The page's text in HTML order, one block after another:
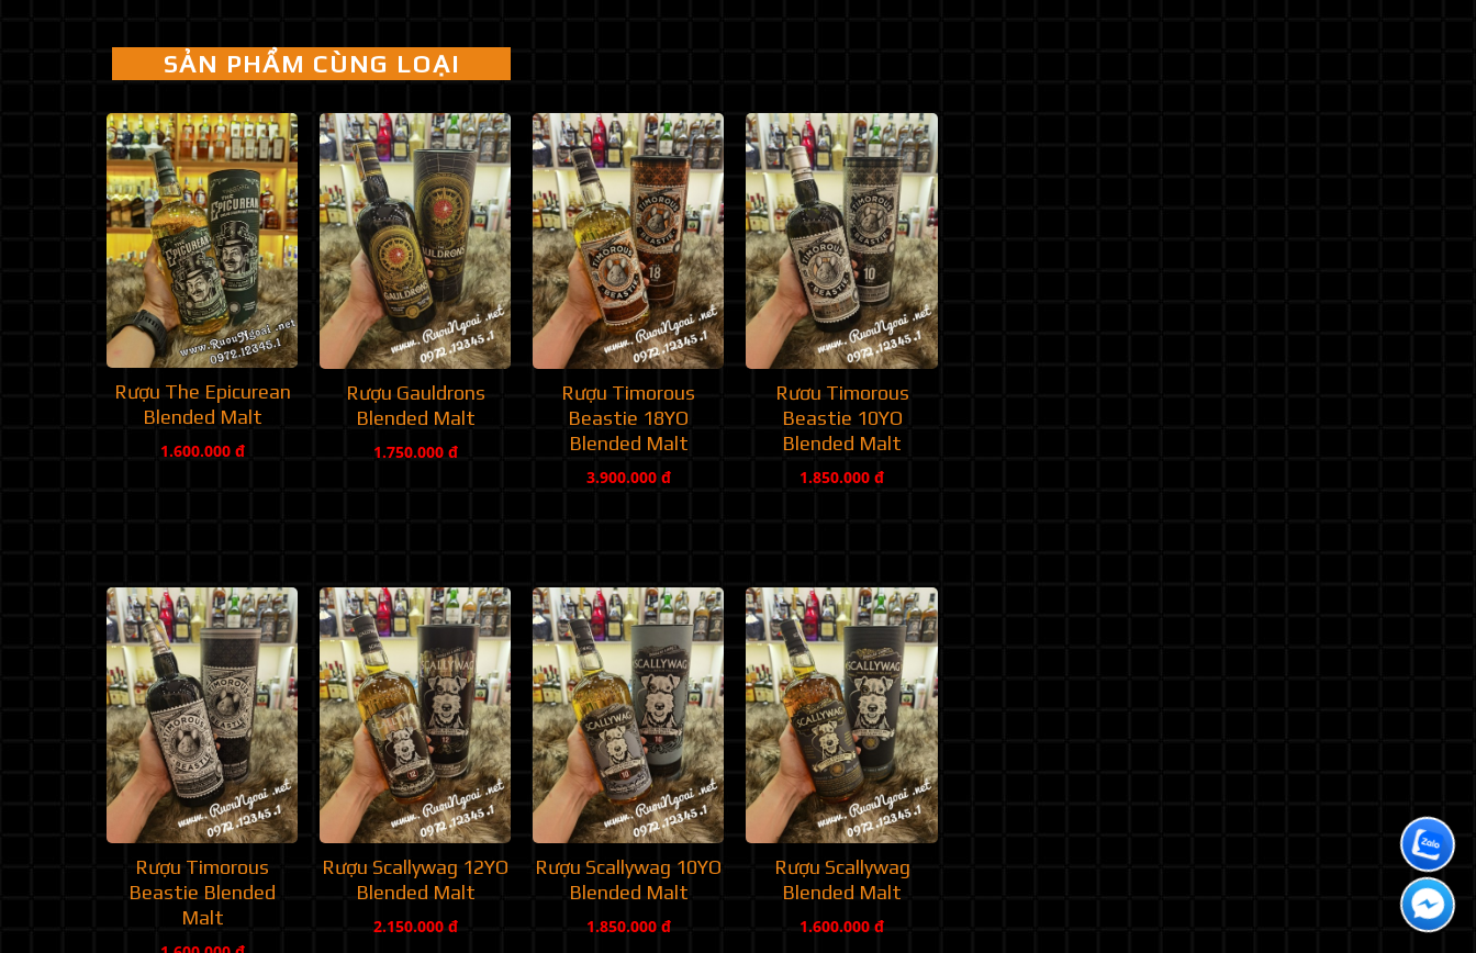
SẢN PHẨM CÙNG LOẠI
Rượu The Epicurean
Blended Malt
1.600.000 đ
Rượu Gauldrons
Blended Malt
1.750.000 đ
Rượu Timorous
Beastie 18YO
Blended Malt
3.900.000 đ
Rươu Timorous
Beastie 10YO
Blended Malt
1.850.000 đ
Rượu Timorous
Beastie Blended
Malt
Rượu Scallywag 12YO
Blended Malt
2.150.000 đ
Rượu Scallywag 10YO
Blended Malt
1.850.000 đ
Rượu Scallywag
Blended Malt
1.600.000 đ